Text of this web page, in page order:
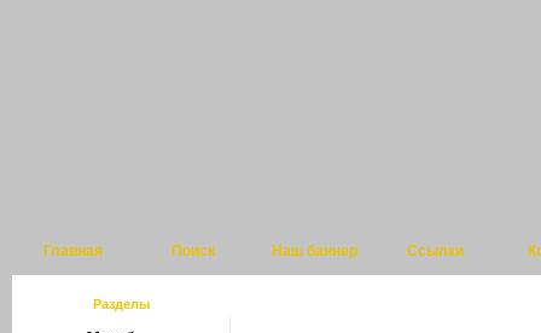
Главная Поиск Наш баннер Ссылки
Разделы